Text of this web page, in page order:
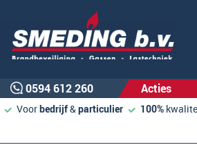
0594 612 260 Acties
Voorbedrijf&particulier 100%